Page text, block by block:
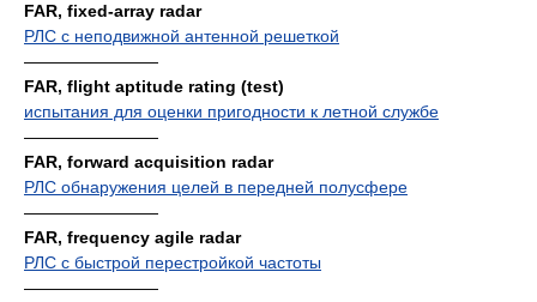
FAR, fixed-array radar
РЛС с неподвижной антенной решеткой
————————
FAR, flight aptitude rating (test)
испытания для оценки пригодности к летной службе
————————
FAR, forward acquisition radar
РЛС обнаружения целей в передней полусфере
————————
FAR, frequency agile radar
РЛС с быстрой перестройкой частоты
————————